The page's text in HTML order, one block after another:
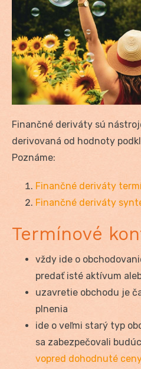
Finančné deriváty sú
derivovaná od hodnoty
Poznáme:
Finančné deriváty
Finančné deriváty
Termínové
vždy ide o
predať isté aktívum
uzavretie obchodu je
plnenia
ide o veľmi starý typ
sa zabezpečovali
vopred dohodnuté ceny